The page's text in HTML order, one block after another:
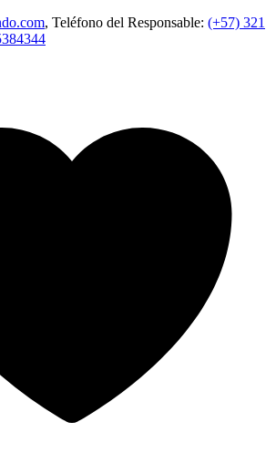
, Teléfono del Responsable: (+57) 321